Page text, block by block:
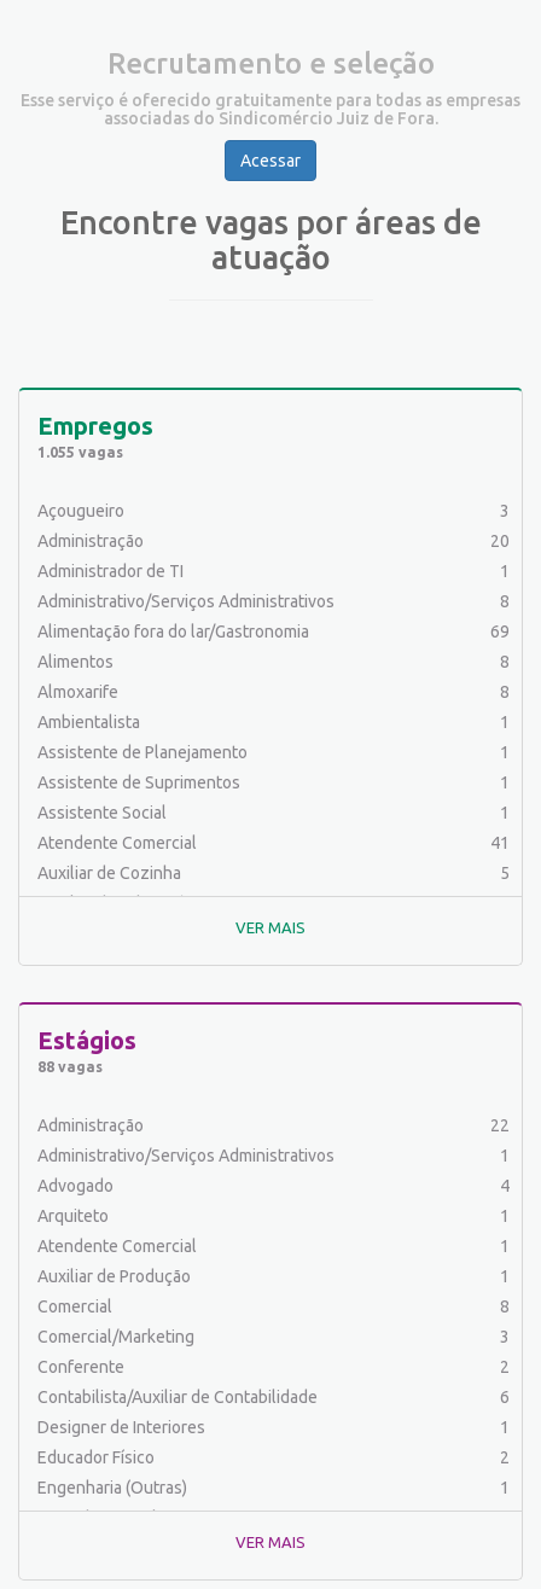
Recrutamento e seleção
Esse serviço é oferecido gratuitamente para todas as empresas
associadas do Sindicomércio Juiz de Fora.
Acessar
Encontre vagas por áreas de
atuação
Empregos
1.055 vagas
Açougueiro
3
Administração
20
Administrador de TI
1
Administrativo/Serviços Administrativos
8
Alimentação fora do lar/Gastronomia
69
Alimentos
8
Almoxarife
8
Ambientalista
1
Assistente de Planejamento
1
Assistente de Suprimentos
1
Assistente Social
1
Atendente Comercial
41
Auxiliar de Cozinha
5
Auxiliar de Laboratório
2
Auxiliar de Manutenção Predial
Auxiliar de Mecânica
1
Auxiliar de Serviços
Barman
Cabeleireiro
Caixa Bancário/Operador de Caixa
Carregador/Ajudante Carga e Descarga
Comercial
Comercial/Marketing
Comprador
Contabilista/Auxiliar de Contabilidade
Costureira/Costureiro Industrial
Cozinha/ Pizzaiolo
Cozinheiro
Cuidador de Crianças e Idosos
Desenvolvedor de Sistema
Designer Gráfico
1
VER MAIS
Estágios
88 vagas
Administração
22
Administrativo/Serviços Administrativos
1
Advogado
4
Arquiteto
1
Atendente Comercial
1
Auxiliar de Produção
1
Comercial
8
Comercial/Marketing
3
Conferente
2
Contabilista/Auxiliar de Contabilidade
6
Designer de Interiores
1
Educador Físico
2
Engenharia (Outras)
1
Engenharia Civil
1
Engenharia Elétrica e Eletrônica
1
VER MAIS